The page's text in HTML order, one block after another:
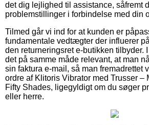
det dig lejlighed til assistance, såfremt
problemstillinger i forbindelse med din
Tilmed går vi ind for at kunden er
fundamentale vedtægter der influerer
den returneringsret e-butikken tilbyder.
det på samme måde relevant, at man
sin faktura e-mail, så man fremadrettet
ordre af Klitoris Vibrator med Trusser –
Fifty Shades, ligegyldigt om du søger
eller herre.